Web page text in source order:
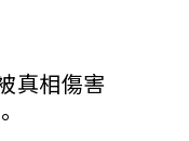
真相傷害